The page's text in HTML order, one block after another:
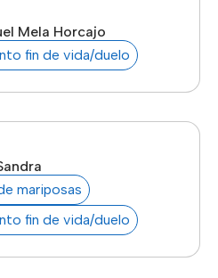
Mela Horcajo
fin de vida/duelo
mariposas
fin de vida/duelo